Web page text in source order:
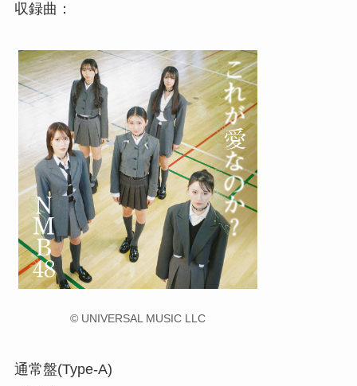
収録曲：
© UNIVERSAL MUSIC LLC
通常盤(Type-A)